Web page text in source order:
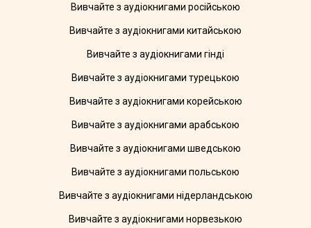
Вивчайте з аудіокнигами російською
Вивчайте з аудіокнигами китайською
Вивчайте з аудіокнигами гінді
Вивчайте з аудіокнигами турецькою
Вивчайте з аудіокнигами корейською
Вивчайте з аудіокнигами арабською
Вивчайте з аудіокнигами шведською
Вивчайте з аудіокнигами польською
Вивчайте з аудіокнигами нідерландською
Вивчайте з аудіокнигами норвезькою